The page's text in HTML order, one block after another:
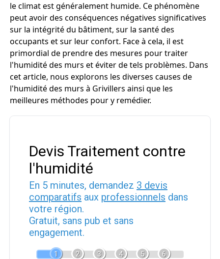
le climat est généralement humide. Ce phénomène
peut avoir des conséquences négatives significatives
sur la intégrité du bâtiment, sur la santé des
occupants et sur leur confort. Face à cela, il est
primordial de prendre des mesures pour traiter
l'humidité des murs et éviter de tels problèmes. Dans
cet article, nous explorons les diverses causes de
l'humidité des murs à Grivillers ainsi que les
meilleures méthodes pour y remédier.
Devis Traitement contre
l'humidité
En 5 minutes, demandez 3 devis
comparatifs aux professionnels dans
votre région.
Gratuit, sans pub et sans
engagement.
1 2 3 4 5 6